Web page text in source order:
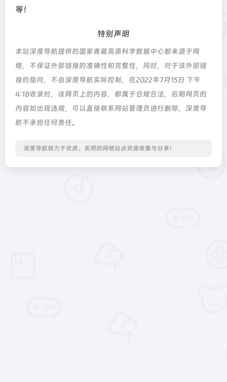
等！
特别声明
本站深度导航提供的国家青藏高原科学数据中心都来源于网
络，不保证外部链接的准确性和完整性，同时，对于该外部链
接的指向，不由深度导航实际控制，在2022年7月15日 下午
4:18收录时，该网页上的内容，都属于合规合法，后期网页的
内容如出现违规，可以直接联系网站管理员进行删除，深度导
航不承担任何责任。
深度导航致力于优质、实用的网络站点资源收集与分享！